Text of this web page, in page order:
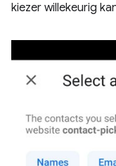
kiezer willekeurig